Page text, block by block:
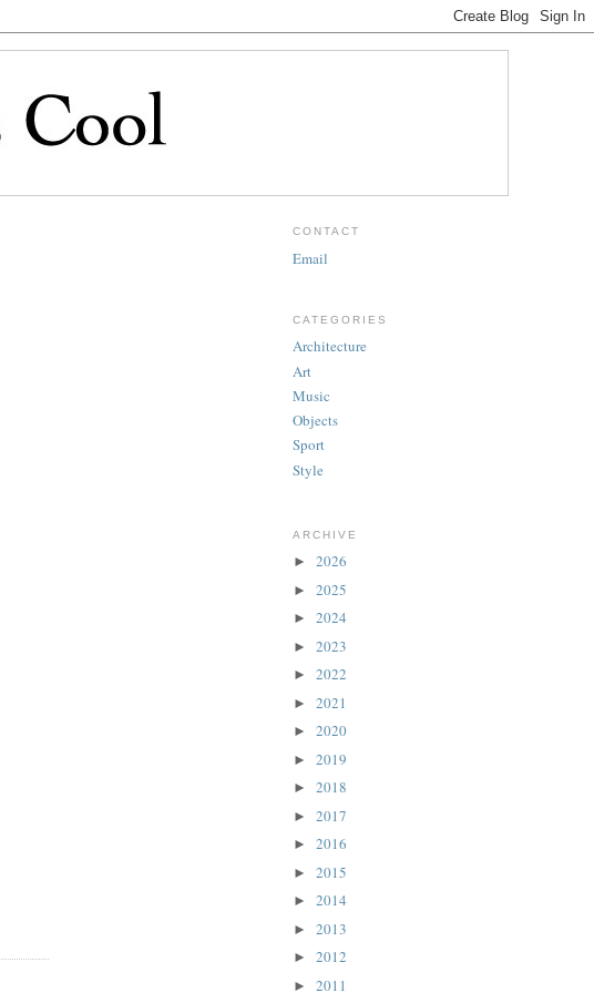
CONTACT
Email
CATEGORIES
Architecture
Art
Music
Objects
Sport
Style
ARCHIVE
► 2026
► 2025
► 2024
► 2023
► 2022
► 2021
► 2020
► 2019
► 2018
► 2017
► 2016
► 2015
► 2014
► 2013
► 2012
► 2011